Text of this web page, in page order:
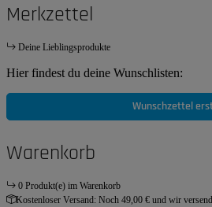
Merkzettel
Deine Lieblingsprodukte
Hier findest du deine Wunschlisten:
Wunschzettel
Warenkorb
0 Produkt(e) im Warenkorb
Kostenloser Versand: Noch 49,00 € und wir